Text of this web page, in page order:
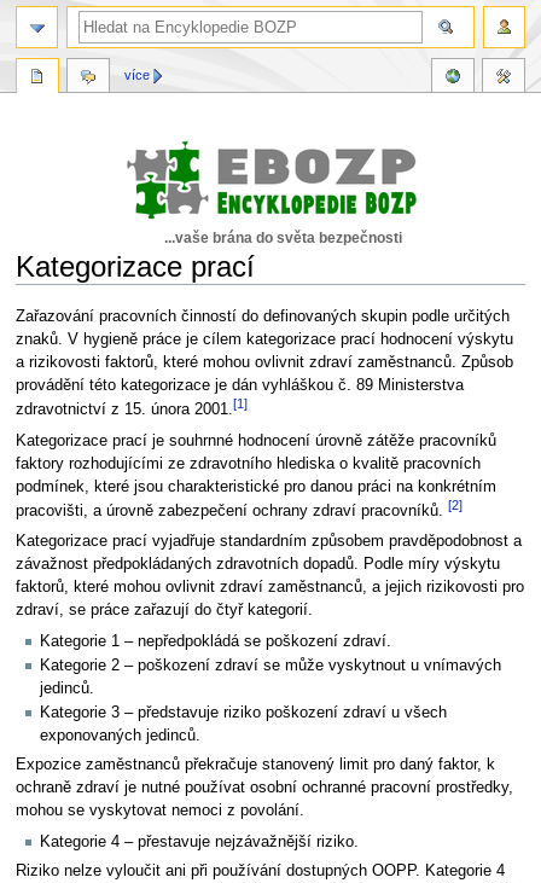
...vaše brána do světa bezpečnosti
Kategorizace prací
Skočit
na
navigaci
Skočit
na
vyhledávání
Zařazování pracovních činností do definovaných skupin podle určitých
znaků. V hygieně práce je cílem kategorizace prací hodnocení výskytu
a rizikovosti faktorů, které mohou ovlivnit zdraví zaměstnanců. Způsob
provádění této kategorizace je dán vyhláškou č. 89 Ministerstva
zdravotnictví z 15. února 2001.[1]
Kategorizace prací je souhrnné hodnocení úrovně zátěže pracovníků
faktory rozhodujícími ze zdravotního hlediska o kvalitě pracovních
podmínek, které jsou charakteristické pro danou práci na konkrétním
pracovišti, a úrovně zabezpečení ochrany zdraví pracovníků. [2]
Kategorizace prací vyjadřuje standardním způsobem pravděpodobnost a
závažnost předpokládaných zdravotních dopadů. Podle míry výskytu
faktorů, které mohou ovlivnit zdraví zaměstnanců, a jejich rizikovosti pro
zdraví, se práce zařazují do čtyř kategorií.
Kategorie 1 – nepředpokládá se poškození zdraví.
Kategorie 2 – poškození zdraví se může vyskytnout u vnímavých
jedinců.
Kategorie 3 – představuje riziko poškození zdraví u všech
exponovaných jedinců.
Expozice zaměstnanců překračuje stanovený limit pro daný faktor, k
ochraně zdraví je nutné používat osobní ochranné pracovní prostředky,
mohou se vyskytovat nemoci z povolání.
Kategorie 4 – přestavuje nejzávažnější riziko.
Riziko nelze vyloučit ani při používání dostupných OOPP. Kategorie 4
více